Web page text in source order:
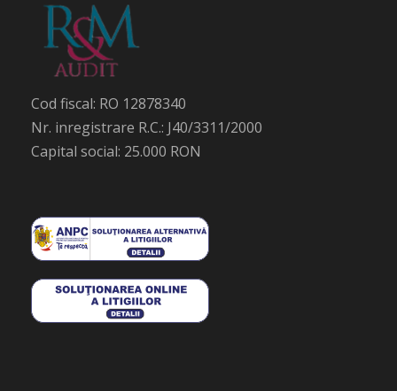
Cod fiscal: RO 12878340
Nr. inregistrare R.C.: J40/3311/2000
Capital social: 25.000 RON